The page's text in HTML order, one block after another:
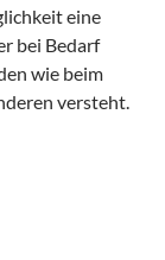
eine
bei Bedarf
wie beim
versteht.